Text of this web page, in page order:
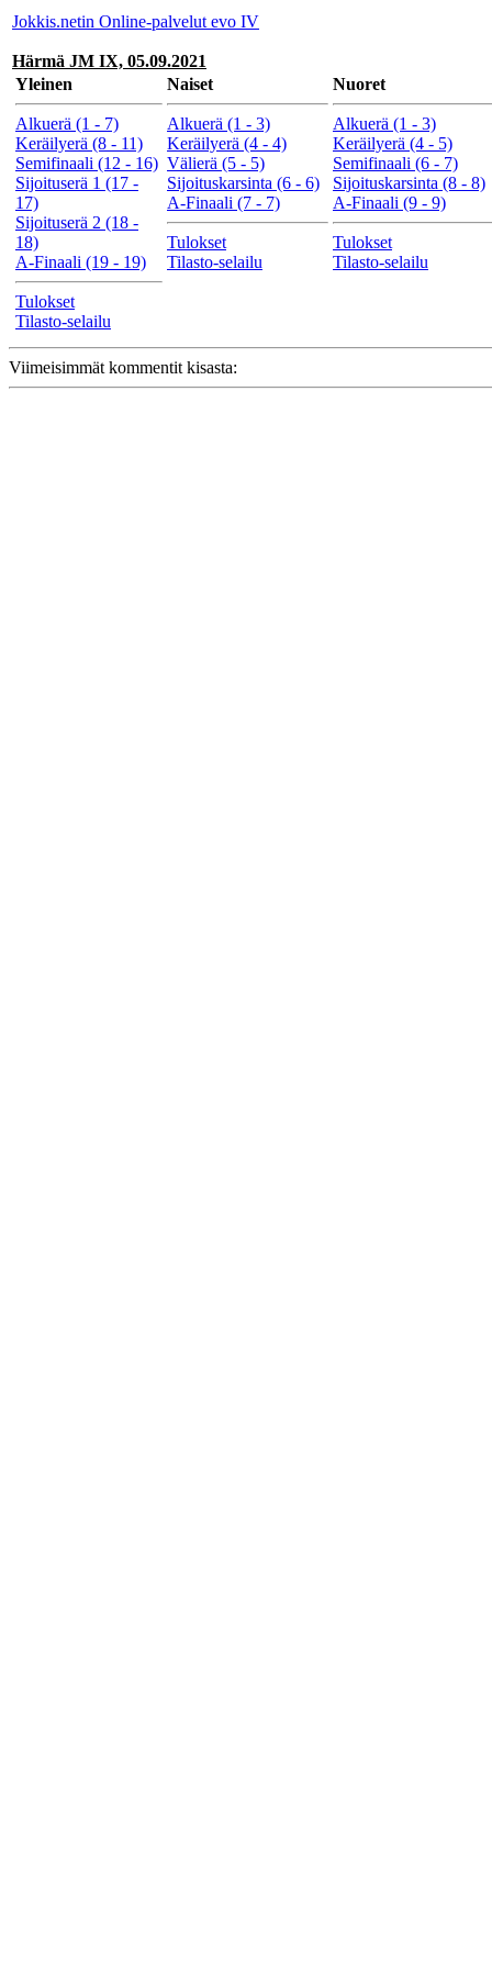
Jokkis.netin Online-palvelut evo IV
Härmä JM IX, 05.09.2021
Yleinen
Alkuerä (1 - 7)
Keräilyerä (8 - 11)
Semifinaali (12 - 16)
Sijoituserä 1 (17 -
17)
Sijoituserä 2 (18 -
18)
A-Finaali (19 - 19)
Tulokset
Tilasto-selailu
Naiset
Alkuerä (1 - 3)
Keräilyerä (4 - 4)
Välierä (5 - 5)
Sijoituskarsinta (6 - 6)
A-Finaali (7 - 7)
Tulokset
Tilasto-selailu
Nuoret
Alkuerä (1 - 3)
Keräilyerä (4 - 5)
Semifinaali (6 - 7)
Sijoituskarsinta (8 - 8)
A-Finaali (9 - 9)
Tulokset
Tilasto-selailu
Viimeisimmät kommentit kisasta: